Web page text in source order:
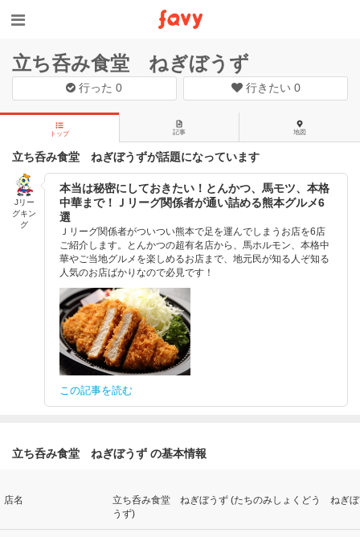
立ち呑み食堂 ねぎぼうず
行った0 行きたい 0
トップ 記事 地図
立ち呑み食堂 ねぎぼうずが話題になっています
Jリー
グキン
グ
本当は秘密にしておきたい！とんかつ、馬モツ、本格
中華まで！Ｊリーグ関係者が通い詰める熊本グルメ6
選
Ｊリーグ関係者がついつい熊本で足を運んでしまうお店を6店
ご紹介します。とんかつの超有名店から、馬ホルモン、本格中
華やご当地グルメを楽しめるお店まで、地元民が知る人ぞ知る
人気のお店ばかりなので必見です！
この記事を読む
立ち呑み食堂 ねぎぼうず の基本情報
店名
立ち呑み食堂 ねぎぼうず (たちのみしょくどう ねぎぼ
うず)